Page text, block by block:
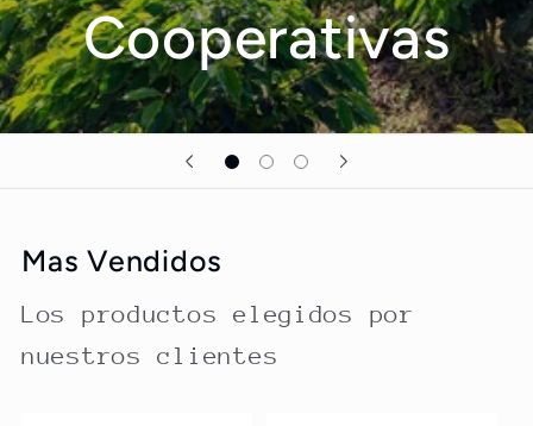
Cooperativas
Mas Vendidos
Los productos elegidos por
nuestros clientes